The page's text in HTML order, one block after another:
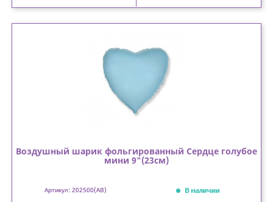
Воздушный шарик фольгированный Сердце голубое
мини 9"(23см)
Артикул: 202500(AB) В наличии